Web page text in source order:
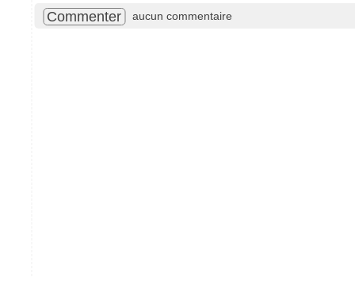
Commenter aucun commentaire